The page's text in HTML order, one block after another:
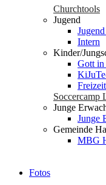
Churchtools
Jugend
Intern
Kinder/
Gott in
Soccercamp
Junge
Junge
Gemeinde
MBG
Fotos
Christus ist
verkündigt euch,
die nahe waren.
Epheser 2,17
© Evangelische
Weitere Informationen
Über uns
Unsere Gemeinde
jeden Alters, die
Christus.
werden, Sein
nachfolgen. Dabei
ermutigen uns